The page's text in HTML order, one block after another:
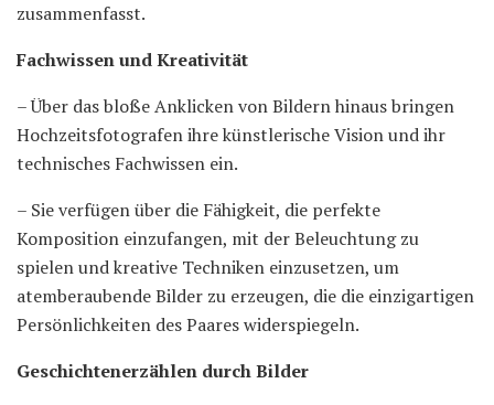
zusammenfasst.
Fachwissen und Kreativität
– Über das bloße Anklicken von Bildern hinaus bringen
Hochzeitsfotografen ihre künstlerische Vision und ihr
technisches Fachwissen ein.
– Sie verfügen über die Fähigkeit, die perfekte
Komposition einzufangen, mit der Beleuchtung zu
spielen und kreative Techniken einzusetzen, um
atemberaubende Bilder zu erzeugen, die die einzigartigen
Persönlichkeiten des Paares widerspiegeln.
Geschichtenerzählen durch Bilder